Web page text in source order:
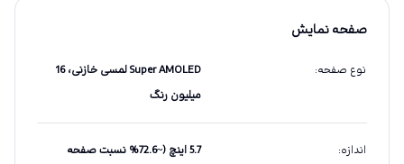
صفحه نمایش
نوع صفحه:
Super AMOLED لمسی خازنی، 16
میلیون رنگ
اندازه:
5.7 اینچ (~72.6% نسبت صفحه